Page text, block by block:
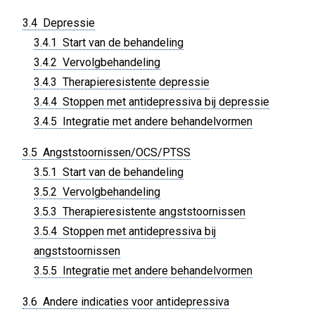
3.4 Depressie
3.4.1 Start van de behandeling
3.4.2 Vervolgbehandeling
3.4.3 Therapieresistente depressie
3.4.4 Stoppen met antidepressiva bij depressie
3.4.5 Integratie met andere behandelvormen
3.5 Angststoornissen/OCS/PTSS
3.5.1 Start van de behandeling
3.5.2 Vervolgbehandeling
3.5.3 Therapieresistente angststoornissen
3.5.4 Stoppen met antidepressiva bij
angststoornissen
3.5.5 Integratie met andere behandelvormen
3.6 Andere indicaties voor antidepressiva